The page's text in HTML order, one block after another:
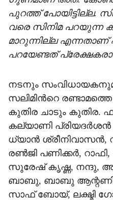
പുറത്ത് പോയിട്ടില്ല.
വരെ സിനിമ പറയുന്ന
മാറുന്നില്ല എന്നതാണ്
പറയേണ്ടത്
നടനും
സലിമിന്‍റെ
കുതിര ചാടും കുതിര.
കല്യാണി
ധ്യാൻ ശ്രീനിവാസൻ,
രണ്‍ജി പണിക്കർ,
സുരേഷ് കൃഷ്ണ, നന്ദു,
ബാബു, ബാബു ആന്റണി,
സാഫ് ബോയ്, ലക്ഷ്മി